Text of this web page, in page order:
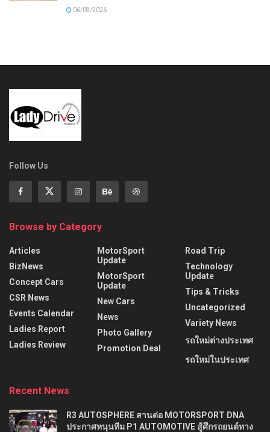
06/08/2026
Follow Us
Browse by Category
Articles
BizNews
Concept Cars
CSR News
Events Calendar
Ladies Report
Ladies Review
MotorSport
Update
MotorSport
Update
New Cars
News
Photo Gallery
Promotion Deal
Road Trip
Technology
Update
Tips & Tricks
Uncategorized
Variety News
รถใหม่ต่างประเทศ
รถใหม่ในประเทศ
Recent News
R3 AUTOSPHERE สานต่อ MOTORSPORT DNA
ประกาศหนุนทีม P1 AUTOMOTIVE สู้ศึกรถยนต์ทาง